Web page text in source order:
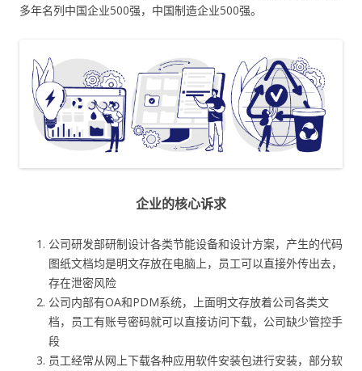
多年名列中国企业500强，中国制造企业500强。
企业的核心诉求
公司研发部研制设计各类节能设备和设计方案，产生的代码
图纸文档均是明文存放在电脑上，员工可以直接外传出去，
存在泄密风险
公司内部有OA和PDM系统，上面明文存放着公司各类文
档，员工有账号密码就可以直接访问下载，公司缺少管控手
段
员工经常从网上下载各种应用软件安装包进行安装，部分软